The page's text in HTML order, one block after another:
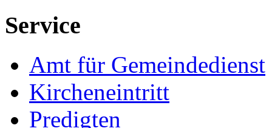
Service
Amt für Gemeindedienst
Kircheneintritt
Predigten